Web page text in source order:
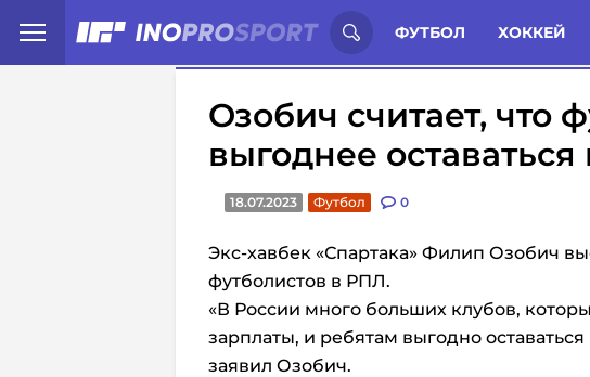
ФУТБОЛ ХОККЕЙ
Иностранцы о спорте России: Статьи
Озобич считает, что
выгоднее
18.07.2023 Футбол 0
Экс-хавбек «Спартака» Филип Озобич
футболистов в РПЛ.
«В России много больших клубов,
зарплаты, и ребятам выгодно
заявил Озобич.